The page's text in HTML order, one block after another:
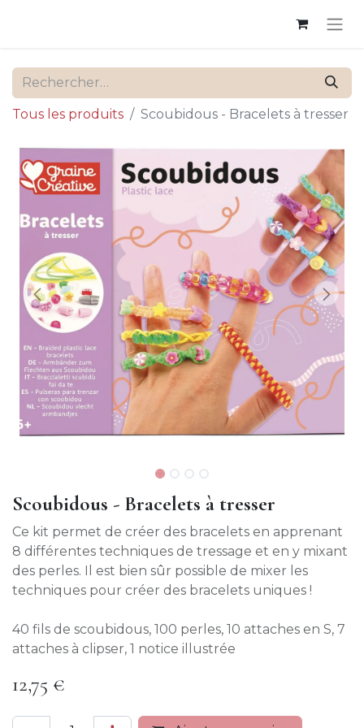
Tous les produits Scoubidous - Bracelets à tresser
Scoubidous - Bracelets à tresser
Ce kit permet de créer des bracelets en apprenant
8 différentes techniques de tressage et en y mixant
des perles. Il est bien sûr possible de mixer les
techniques pour créer des bracelets uniques !
40 fils de scoubidous, 100 perles, 10 attaches en S, 7
attaches à clipser, 1 notice illustrée
12,75 €